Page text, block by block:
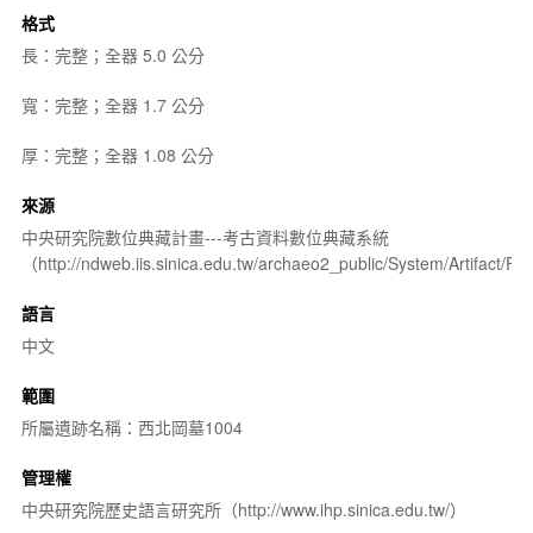
格式
長：完整；全器 5.0 公分
寬：完整；全器 1.7 公分
厚：完整；全器 1.08 公分
來源
中央研究院數位典藏計畫---考古資料數位典藏系統
（http://ndweb.iis.sinica.edu.tw/archaeo2_public/System/Artifact/
語言
中文
範圍
所屬遺跡名稱：西北岡墓1004
管理權
中央研究院歷史語言研究所（http://www.ihp.sinica.edu.tw/）